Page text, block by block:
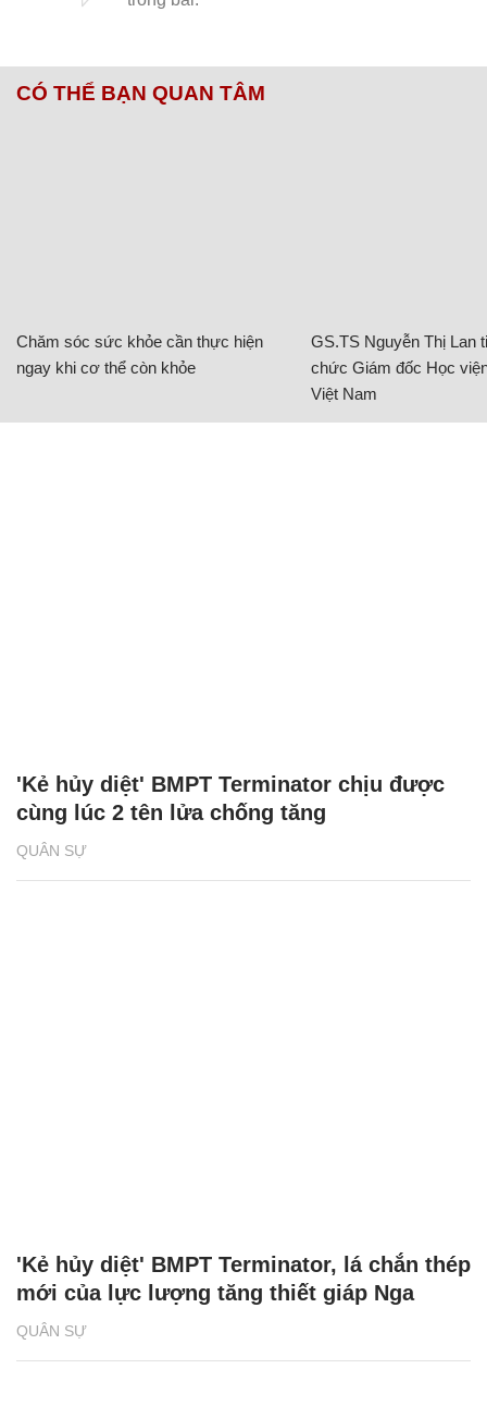
CÓ THỂ BẠN QUAN TÂM
Chăm sóc sức khỏe cần thực hiện
ngay khi cơ thể còn khỏe
GS.TS Nguyễn Thị Lan
chức Giám đốc Học
Việt Nam
QUÂN SỰ
'Kẻ hủy diệt' BMPT Terminator chịu được
cùng lúc 2 tên lửa chống tăng
QUÂN SỰ
'Kẻ hủy diệt' BMPT Terminator, lá chắn thép
mới của lực lượng tăng thiết giáp Nga